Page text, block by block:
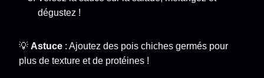
dégustez !
💡 Astuce : Ajoutez des pois chiches germés pour
plus de texture et de protéines !